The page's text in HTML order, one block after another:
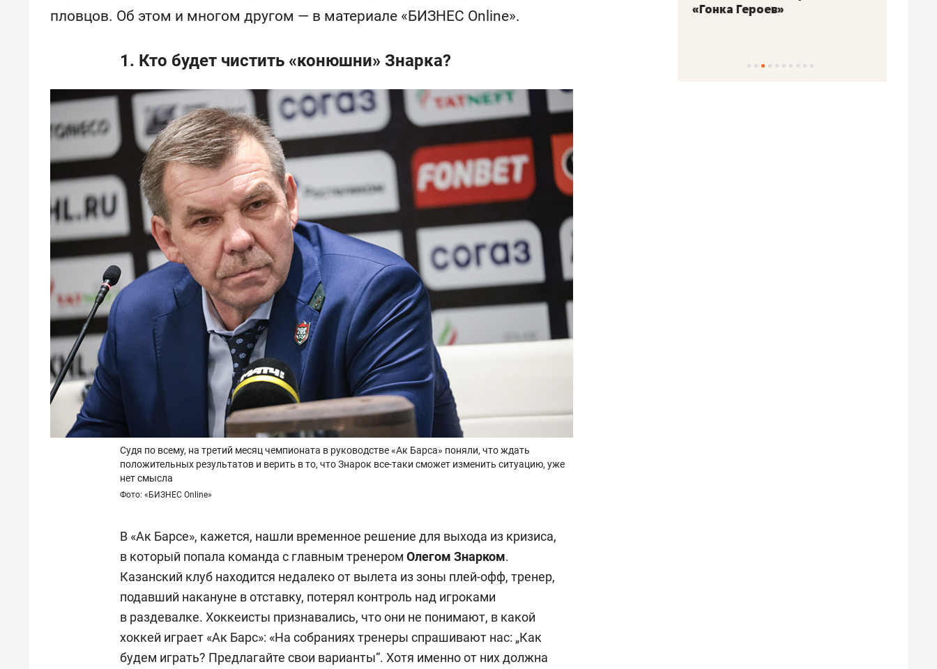
пловцов. Об этом и многом другом — в материале «БИЗНЕС Online».
1. Кто будет чистить «конюшни» Знарка?
Судя по всему, на третий месяц чемпионата в руководстве «Ак Барса» поняли, что ждать
положительных результатов и верить в то, что Знарок все-таки сможет изменить ситуацию, уже
нет смысла
Фото: «БИЗНЕС Online»
В «Ак Барсе», кажется, нашли временное решение для выхода из кризиса,
в который попала команда с главным тренером Олегом Знарком.
Казанский клуб находится недалеко от вылета из зоны плей-офф, тренер,
подавший накануне в отставку, потерял контроль над игроками
в раздевалке. Хоккеисты признавались, что они не понимают, в какой
хоккей играет «Ак Барс»: «На собраниях тренеры спрашивают нас: „Как
будем играть? Предлагайте свои варианты“. Хотя именно от них должна
состоянием как основа
антихрупких команд
«Гонка Героев»